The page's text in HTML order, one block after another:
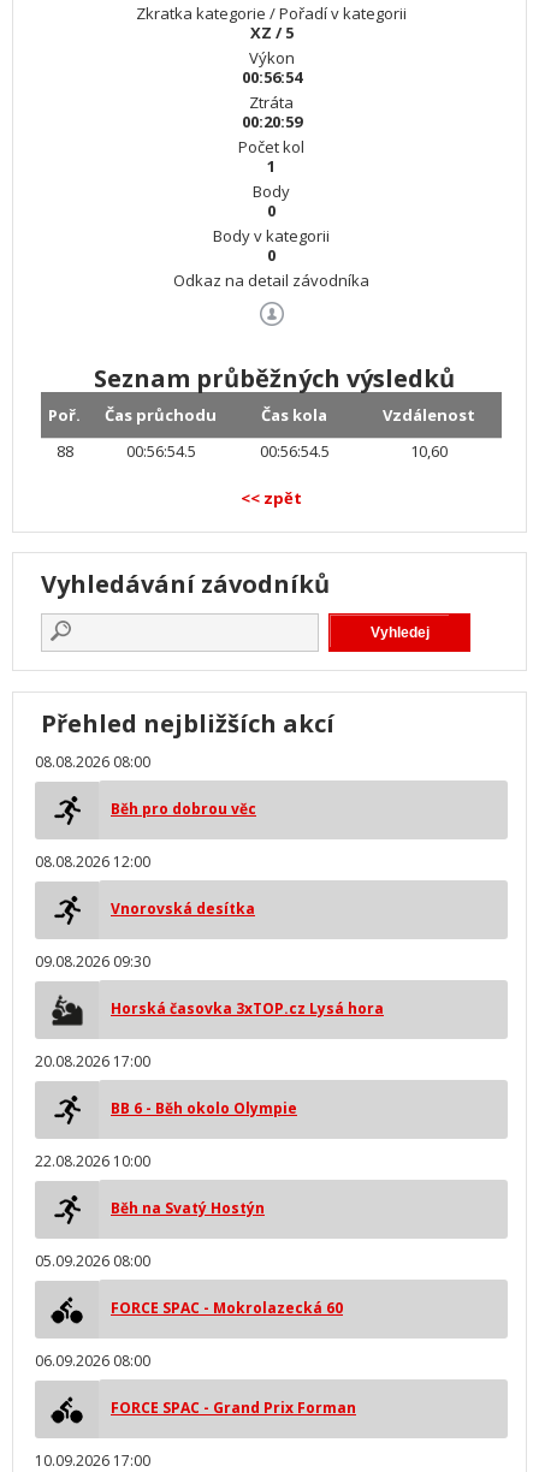
Zkratka kategorie / Pořadí v kategorii
XZ / 5
Výkon
00:56:54
Ztráta
00:20:59
Počet kol
1
Body
0
Body v kategorii
0
Odkaz na detail závodníka
Seznam průběžných výsledků
Poř. Čas průchodu Čas kola
Vzdálenost
88
00:56:54.5 00:56:54.5 10,60
<< zpět
Vyhledávání závodníků
Přehled nejbližších akcí
08.08.2026 08:00
Běh pro dobrou věc
08.08.2026 12:00
Vnorovská desítka
09.08.2026 09:30
Horská časovka 3xTOP.cz Lysá hora
20.08.2026 17:00
BB 6 - Běh okolo Olympie
22.08.2026 10:00
Běh na Svatý Hostýn
05.09.2026 08:00
FORCE SPAC - Mokrolazecká 60
06.09.2026 08:00
FORCE SPAC - Grand Prix Forman
10.09.2026 17:00